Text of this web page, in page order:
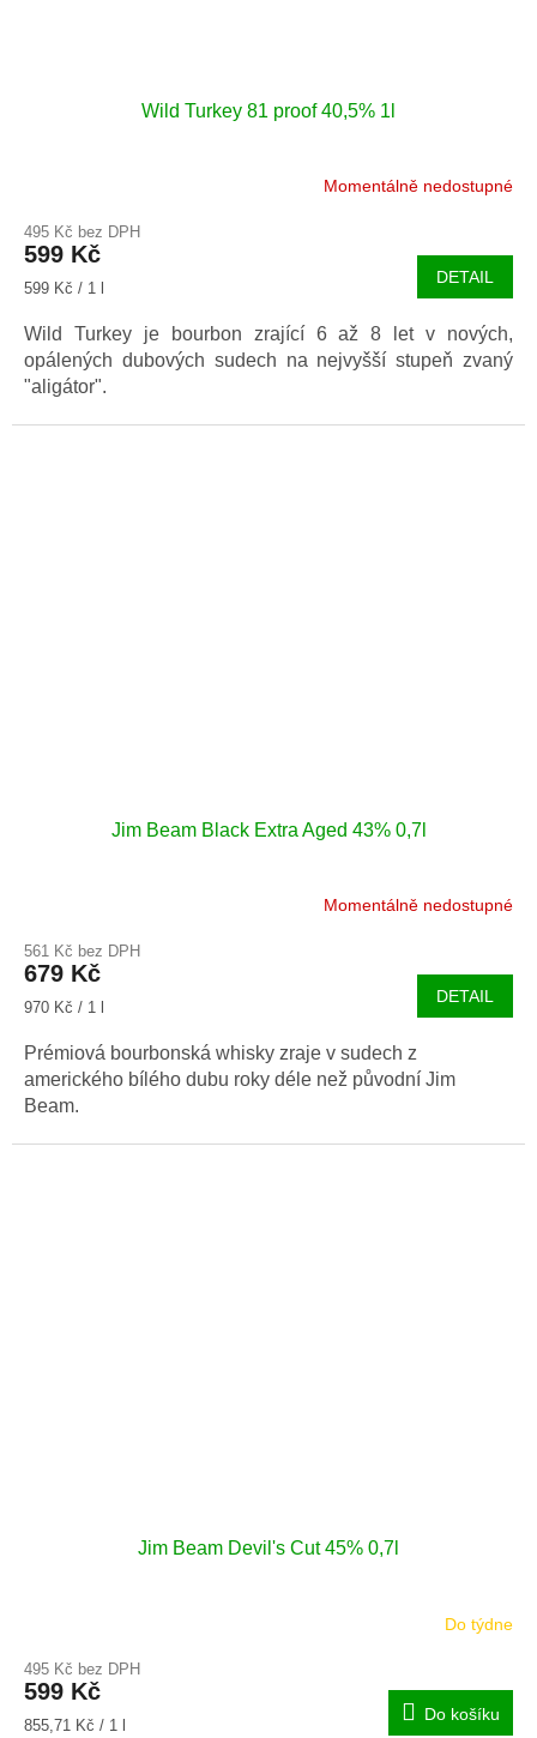
Wild Turkey 81 proof 40,5% 1l
Momentálně nedostupné
495 Kč bez DPH
599 Kč
Měrná
599 Kč / 1 l
DETAIL
Wild Turkey je bourbon zrající 6 až 8 let v nových,
opálených dubových sudech na nejvyšší stupeň zvaný
"aligátor".
Jim Beam Black Extra Aged 43% 0,7l
Momentálně nedostupné
561 Kč bez DPH
679 Kč
Měrná
970 Kč / 1 l
DETAIL
Prémiová bourbonská whisky zraje v sudech z
amerického bílého dubu roky déle než původní Jim
Beam.
Jim Beam Devil's Cut 45% 0,7l
Do týdne
495 Kč bez DPH
599 Kč
Měrná
855,71 Kč / 1 l
Do košíku